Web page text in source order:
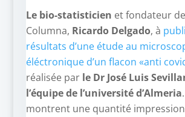
Le bio-statisticien et fondateur
Columna, Ricardo Delgado, à
résultats d’une étude au
éléctronique d’un flacon «anti
réalisée par le Dr José Luis
l’équipe de l’université d’Almeria
montrent une quantité